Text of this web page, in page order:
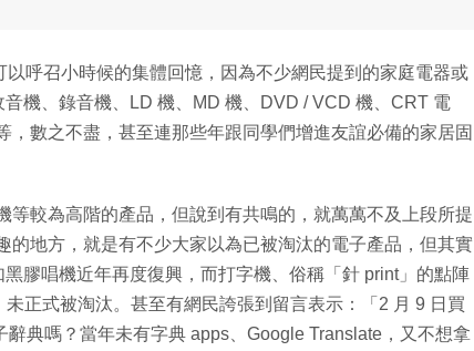
呼召小時候的集體回憶，因為不少網民提到的家庭電器或
機、錄音機、LD 機、MD 機、DVD / VCD 機、CRT 電
數之不盡，甚至連那些年跟同學們增進友誼必備的家居固
等較為高階的產品，但說到有共鳴的，就萬萬不及上段所提
的地方，就是有不少大家以為已被淘汰的電子產品，但其實
膠唱機近年再度復興，而打字機、俗稱「針 print」的點陣
正式被淘汰。甚至有網民誇張到留言表示：「2 月 9 日買
典嗎？當年未有字典 apps、Google Translate，又不想拿